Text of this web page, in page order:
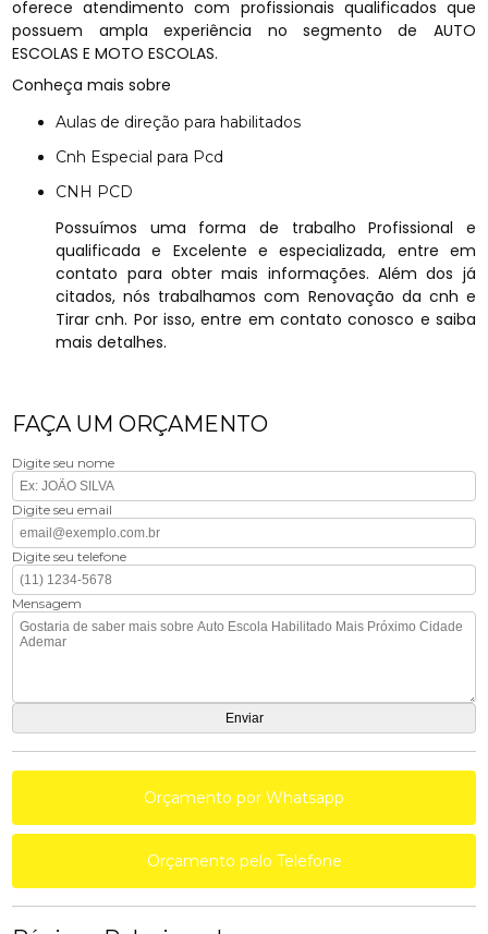
oferece atendimento com profissionais qualificados que
possuem ampla experiência no segmento de AUTO
ESCOLAS E MOTO ESCOLAS.
Conheça mais sobre
Aulas de direção para habilitados
Cnh Especial para Pcd
CNH PCD
Possuímos uma forma de trabalho Profissional e
qualificada e Excelente e especializada, entre em
contato para obter mais informações. Além dos já
citados, nós trabalhamos com Renovação da cnh e
Tirar cnh. Por isso, entre em contato conosco e saiba
mais detalhes.
FAÇA UM ORÇAMENTO
Digite seu nome
Digite seu email
Digite seu telefone
Mensagem
Orçamento por Whatsapp
Orçamento pelo Telefone